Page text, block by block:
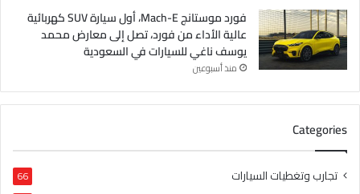
فورد موستانج Mach-E، أول سيارة SUV كهربائية
عالية الأداء من فورد، تصل إلى معارض محمد
يوسف ناغي للسيارات في السعودية
منذ أسبوعين
Categories
تجارب وتغطيات السيارات 66